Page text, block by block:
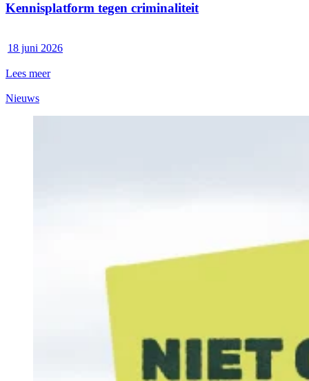
Kennisplatform tegen criminaliteit
18 juni 2026
Lees meer
Nieuws